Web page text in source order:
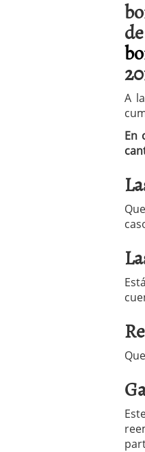
A
En